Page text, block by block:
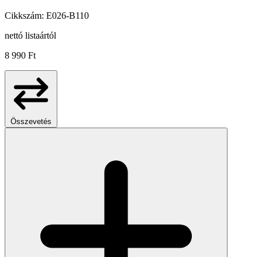
Cikkszám: E026-B110
nettó listaártól
8 990 Ft
Összevetés